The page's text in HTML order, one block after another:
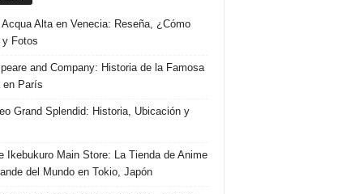
Acqua Alta en Venecia: Reseña, ¿Cómo
y Fotos
and Company: Historia de la Famosa
en París
Grand Splendid: Historia, Ubicación y
Ikebukuro Main Store: La Tienda de Anime
del Mundo en Tokio, Japón